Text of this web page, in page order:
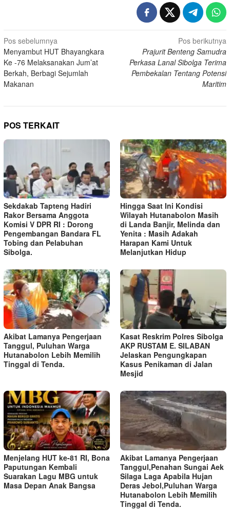
Navigasi
pos
Pos sebelumnya
Menyambut HUT Bhayangkara
Ke -76 Melaksanakan Jum’at
Berkah, Berbagi Sejumlah
Makanan
Pos berikutnya
Prajurit Benteng Samudra
Perkasa Lanal Sibolga Terima
Pembekalan Tentang Potensi
Maritim
POS TERKAIT
Sekdakab Tapteng Hadiri
Rakor Bersama Anggota
Komisi V DPR RI : Dorong
Pengembangan Bandara FL
Tobing dan Pelabuhan
Sibolga.
Hingga Saat Ini Kondisi
Wilayah Hutanabolon Masih
di Landa Banjir, Melinda dan
Yenita : Masih Adakah
Harapan Kami Untuk
Melanjutkan Hidup
Akibat Lamanya Pengerjaan
Tanggul, Puluhan Warga
Hutanabolon Lebih Memilih
Tinggal di Tenda.
Kasat Reskrim Polres Sibolga
AKP RUSTAM E. SILABAN
Jelaskan Pengungkapan
Kasus Penikaman di Jalan
Mesjid
Menjelang HUT ke-81 RI, Bona
Paputungan Kembali
Suarakan Lagu MBG untuk
Masa Depan Anak Bangsa
Akibat Lamanya Pengerjaan
Tanggul,Penahan Sungai Aek
Silaga Laga Apabila Hujan
Deras Jebol,Puluhan Warga
Hutanabolon Lebih Memilih
Tinggal di Tenda.